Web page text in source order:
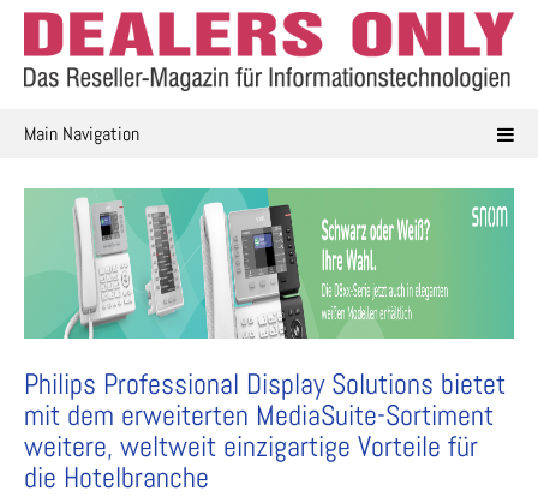
Skip
content
Main Navigation
Philips Professional Display Solutions bietet
mit dem erweiterten MediaSuite-Sortiment
weitere, weltweit einzigartige Vorteile für
die Hotelbranche